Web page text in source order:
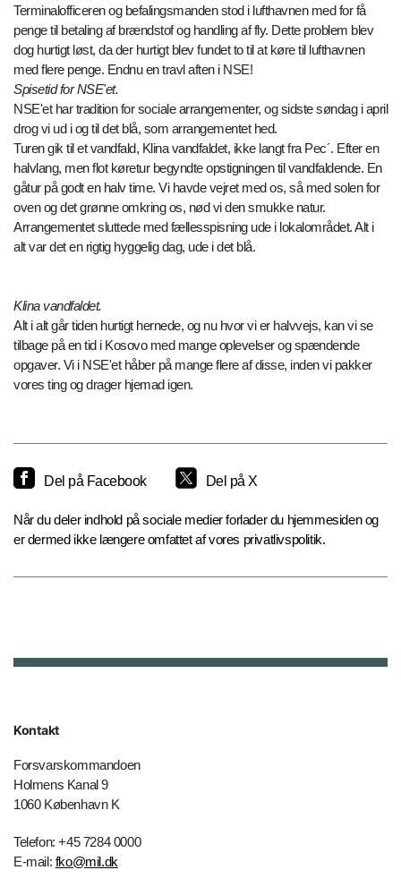
Terminalofficeren og befalingsmanden stod i lufthavnen med for få
penge til betaling af brændstof og handling af fly. Dette problem blev
dog hurtigt løst, da der hurtigt blev fundet to til at køre til lufthavnen
med flere penge. Endnu en travl aften i NSE!
Spisetid for NSE'et.
NSE'et har tradition for sociale arrangementer, og sidste søndag i april
drog vi ud i og til det blå, som arrangementet hed.
Turen gik til et vandfald, Klina vandfaldet, ikke langt fra Pec´. Efter en
halvlang, men flot køretur begyndte opstigningen til vandfaldende. En
gåtur på godt en halv time. Vi havde vejret med os, så med solen for
oven og det grønne omkring os, nød vi den smukke natur.
Arrangementet sluttede med fællesspisning ude i lokalområdet. Alt i
alt var det en rigtig hyggelig dag, ude i det blå.
Klina vandfaldet.
Alt i alt går tiden hurtigt hernede, og nu hvor vi er halvvejs, kan vi se
tilbage på en tid i Kosovo med mange oplevelser og spændende
opgaver. Vi i NSE'et håber på mange flere af disse, inden vi pakker
vores ting og drager hjemad igen.
Del på Facebook Del på X
Når du deler indhold på sociale medier forlader du hjemmesiden og
er dermed ikke længere omfattet af vores privatlivspolitik.
Kontakt
Forsvarskommandoen
Holmens Kanal 9
1060 København K
Telefon: +45 7284 0000
E-mail: fko@mil.dk